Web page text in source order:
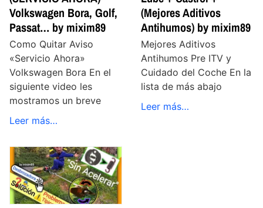
Volkswagen Bora, Golf,
Passat… by mixim89
Como Quitar Aviso
«Servicio Ahora»
Volkswagen Bora En el
siguiente video les
mostramos un breve
Leer más…
(Mejores Aditivos
Antihumos) by mixim89
Mejores Aditivos
Antihumos Pre ITV y
Cuidado del Coche En la
lista de más abajo
Leer más…